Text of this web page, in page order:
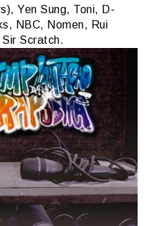
Yen Sung, Toni, D-
NBC, Nomen, Rui
Sir Scratch.